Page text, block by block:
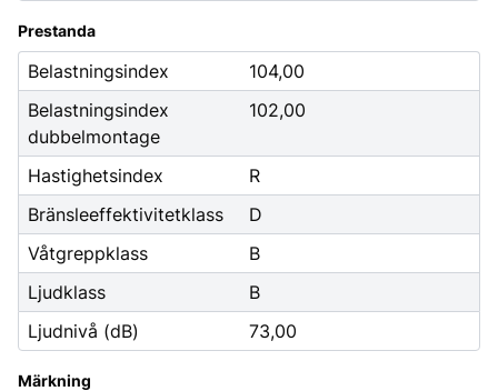
Prestanda
Belastningsindex
104,00
Belastningsindex
dubbelmontage
102,00
Hastighetsindex
R
Bränsleeffektivitetklass
D
Våtgreppklass
B
Ljudklass
B
Ljudnivå (dB)
73,00
Märkning